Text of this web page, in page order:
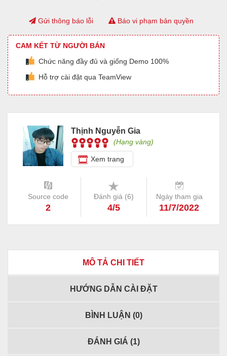
Gửi thông báo lỗi Báo vi phạm bản quyền
CAM KẾT TỪ NGƯỜI BÁN
Chức năng đầy đủ và giống Demo 100%
Hỗ trợ cài đặt qua TeamView
Thịnh Nguyễn Gia
(Hạng vàng)
Xem trang
Source code
2
Đánh giá (6)
4/5
Ngày tham gia
11/7/2022
MÔ TẢ CHI TIẾT
HƯỚNG DẪN CÀI ĐẶT
BÌNH LUẬN (0)
ĐÁNH GIÁ (1)